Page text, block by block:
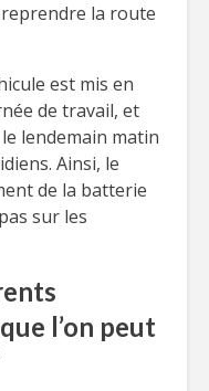
la route
est mis en
de travail, et
lendemain matin
Ainsi, le
de la batterie
sur les
l’on peut